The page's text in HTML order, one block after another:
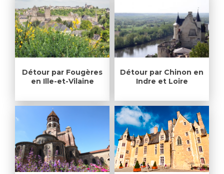
Détour par Fougères
en Ille-et-Vilaine
Détour par Chinon en
Indre et Loire